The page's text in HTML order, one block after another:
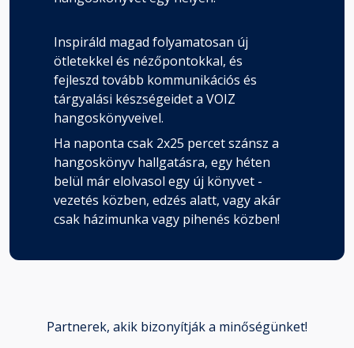
Inspiráld magad folyamatosan új
ötletekkel és nézőpontokkal, és
fejleszd tovább kommunikációs és
tárgyalási készségeidet a VOIZ
hangoskönyveivel.
Ha naponta csak 2x25 percet szánsz a
hangoskönyv hallgatásra, egy héten
belül már elolvasol egy új könyvet -
vezetés közben, edzés alatt, vagy akár
csak házimunka vagy pihenés közben!
Partnerek, akik bizonyítják a minőségünket!